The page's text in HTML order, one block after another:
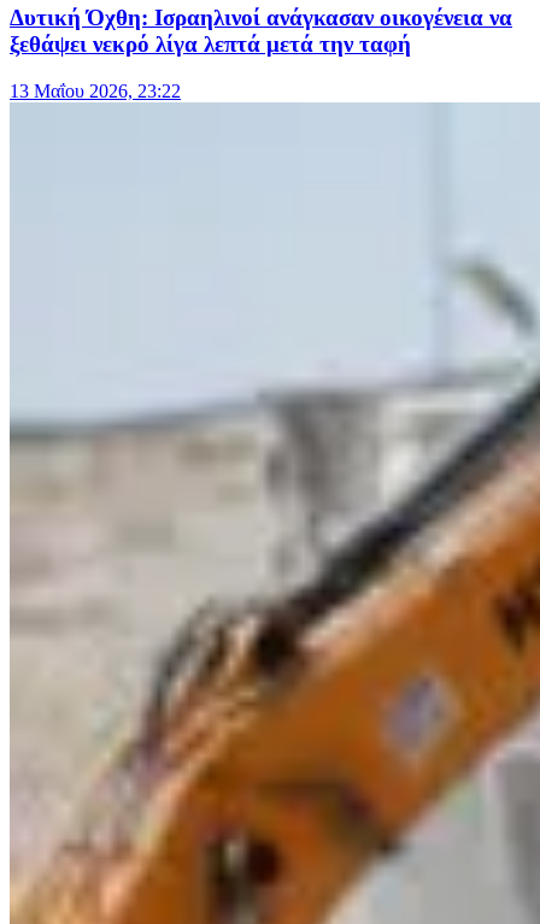
Δυτική Όχθη: Ισραηλινοί ανάγκασαν οικογένεια να
ξεθάψει νεκρό λίγα λεπτά μετά την ταφή
13 Μαΐου 2026, 23:22